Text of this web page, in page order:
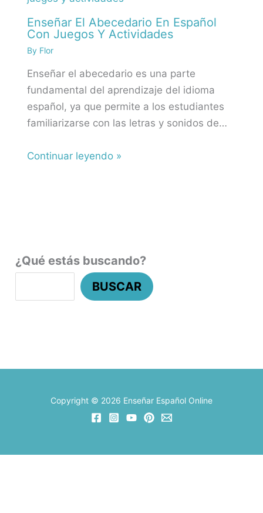
Enseñar El Abecedario En Español
Con Juegos Y Actividades
By Flor
Enseñar el abecedario es una parte
fundamental del aprendizaje del idioma
español, ya que permite a los estudiantes
familiarizarse con las letras y sonidos de…
Continuar leyendo »
¿Qué estás buscando?
BUSCAR
Copyright © 2026 Enseñar Español Online